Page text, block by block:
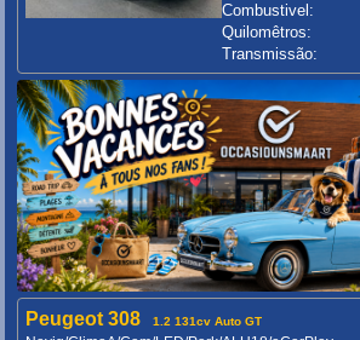
Combustivel:
Quilomêtros:
Transmissão:
Peugeot 308 1.2 131cv Auto GT